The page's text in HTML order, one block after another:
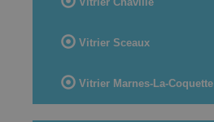
Vitrier Sceaux
Vitrier Marnes-La-Coquette